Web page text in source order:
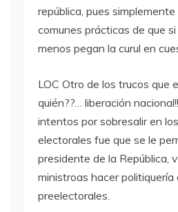
república, pues
comunes prácticas de que
menos pegan la curul en
LOC Otro de los trucos que
quién??… liberación
intentos por sobresalir en
electorales fue que se le
presidente de la República,
ministroas hacer politiquería
preelectorales.